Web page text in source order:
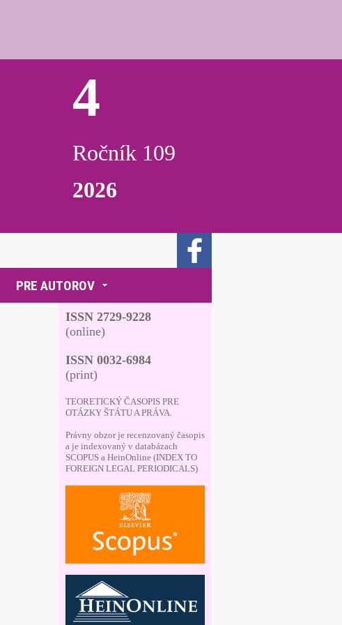
4
Ročník 109
2026
PRE AUTOROV
ISSN 2729-9228
(online)
ISSN 0032-6984
(print)
TEORETICKÝ ČASOPIS PRE
OTÁZKY ŠTÁTU A PRÁVA.
Právny obzor je recenzovaný časopis
a je indexovaný v databázach
SCOPUS a HeinOnline (INDEX TO
FOREIGN LEGAL PERIODICALS)